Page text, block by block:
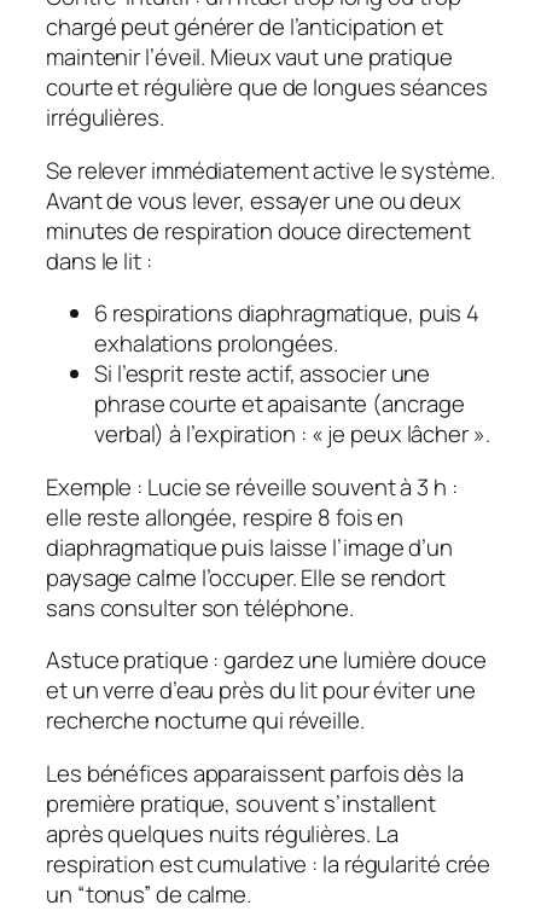
chargé peut générer de l’anticipation et
maintenir l’éveil. Mieux vaut une pratique
courte et régulière que de longues séances
irrégulières.
Se relever immédiatement active le système.
Avant de vous lever, essayer une ou deux
minutes de respiration douce directement
dans le lit :
6 respirations diaphragmatique, puis 4
exhalations prolongées.
Si l’esprit reste actif, associer une
phrase courte et apaisante (ancrage
verbal) à l’expiration : « je peux lâcher ».
Exemple : Lucie se réveille souvent à 3 h :
elle reste allongée, respire 8 fois en
diaphragmatique puis laisse l’image d’un
paysage calme l’occuper. Elle se rendort
sans consulter son téléphone.
Astuce pratique : gardez une lumière douce
et un verre d’eau près du lit pour éviter une
recherche nocturne qui réveille.
Les bénéfices apparaissent parfois dès la
première pratique, souvent s’installent
après quelques nuits régulières. La
respiration est cumulative : la régularité crée
un “tonus” de calme.